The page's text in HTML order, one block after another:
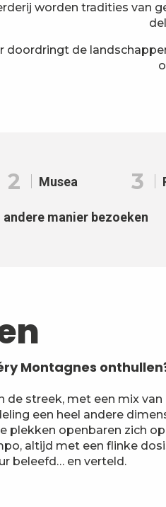
worden tradities van
doordringt de
2 Musea 3
andere manier bezoeken
Montagnes
de streek, met een mix
een heel andere
openbaren zich
altijd met een flinke
beleefd… en verteld.